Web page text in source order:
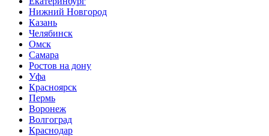
Нижний Новгород
Казань
Челябинск
Омск
Самара
Ростов на дону
Уфа
Красноярск
Пермь
Воронеж
Волгоград
Краснодар